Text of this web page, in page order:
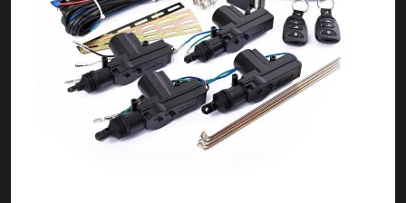
Accesorios y herramientas
Audio
Barras
Detailing
Lista de Precios